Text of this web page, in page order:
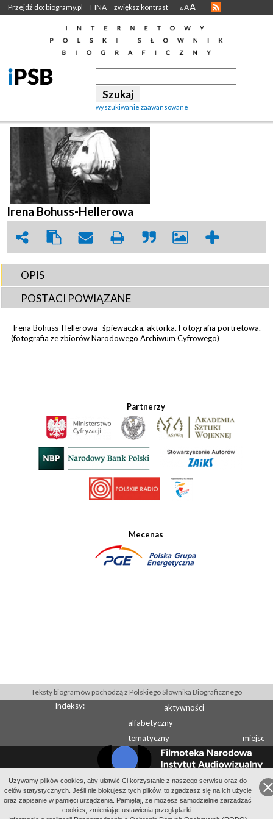
Przejdź do: biogramy.pl FINA zwiększ kontrast A AA
wyszukiwanie zaawansowane
Irena Bohuss-Hellerowa
OPIS
POSTACI POWIĄZANE
Irena Bohuss-Hellerowa -śpiewaczka, aktorka. Fotografia portretowa.
(fotografia ze zbiorów Narodowego Archiwum Cyfrowego)
Partnerzy
Mecenas
Uzywamy plików cookies, aby ułatwić Ci korzystanie z naszego serwisu oraz do
celów statystycznych. Jeśli nie blokujesz tych plików, to zgadzasz się na ich użycie
oraz zapisanie w pamięci urządzenia. Pamiętaj, że możesz samodzielnie zarządzać
cookies, zmieniając ustawienia przeglądarki.
Teksty biogramów pochodzą z Polskiego Słownika Biograficznego
Indeksy:
aktywności
alfabetyczny
tematyczny
miejsc
Wydawcą Polskiego Słownika Biograficznego jest Instytut Historii PAN
Wydawcą Internetowego Polskiego Słownika Biograficznego jest Filmoteka